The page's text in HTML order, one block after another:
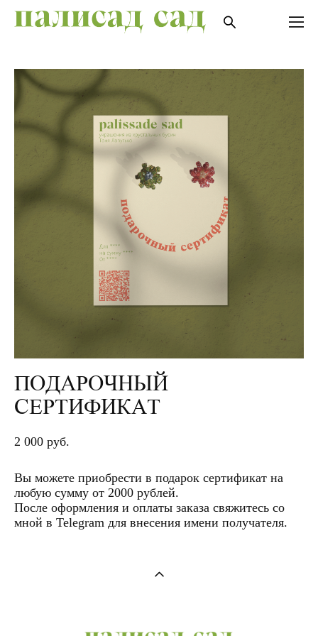
ПОДАРОЧНЫЙ
СЕРТИФИКАТ
2 000 pуб.
Вы можете приобрести в подарок сертификат на
любую сумму от 2000 рублей.
После оформления и оплаты заказа свяжитесь со
мной в Telegram для внесения имени получателя.